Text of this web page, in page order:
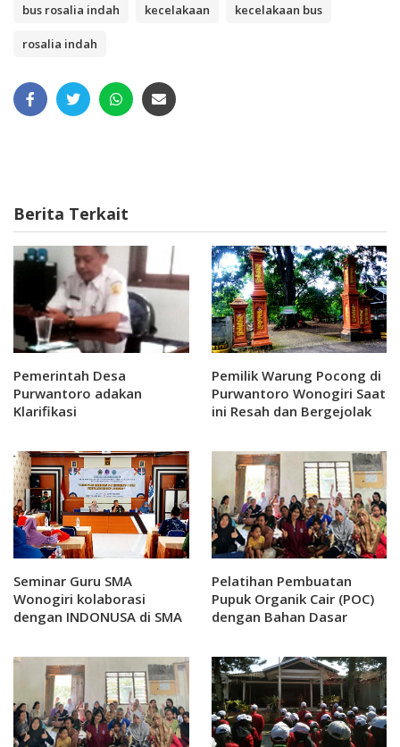
bus rosalia indah kecelakaan kecelakaan bus
rosalia indah
Berita Terkait
Pemerintah Desa
Purwantoro adakan
Klarifikasi
Pemilik Warung Pocong di
Purwantoro Wonogiri Saat
ini Resah dan Bergejolak
Seminar Guru SMA
Wonogiri kolaborasi
dengan INDONUSA di SMA
Pelatihan Pembuatan
Pupuk Organik Cair (POC)
dengan Bahan Dasar
Meningkatkan Kesuburan
Tanah